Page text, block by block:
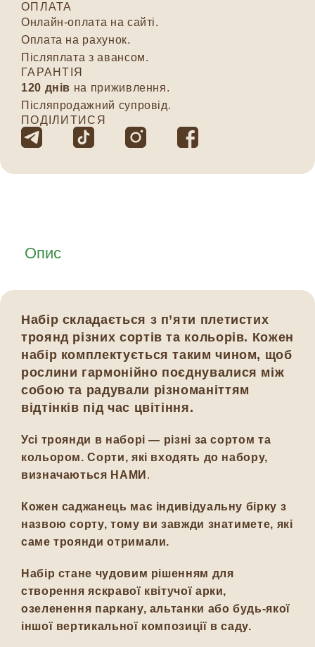
ОПЛАТА
Онлайн-оплата на сайті.
Оплата на рахунок.
Післяплата з авансом.
ГАРАНТІЯ
120 днів на приживлення.
Післяпродажний супровід.
ПОДІЛИТИСЯ
Опис
Набір складається з п’яти плетистих
троянд різних сортів та кольорів. Кожен
набір комплектується таким чином, щоб
рослини гармонійно поєднувалися між
собою та радували різноманіттям
відтінків під час цвітіння.
Усі троянди в наборі — різні за сортом та
кольором. Сорти, які входять до набору,
визначаються НАМИ .
Кожен саджанець має індивідуальну бірку з
назвою сорту, тому ви завжди знатимете, які
саме троянди отримали.
Набір стане чудовим рішенням для
створення яскравої квітучої арки,
озеленення паркану, альтанки або будь-якої
іншої вертикальної композиції в саду.